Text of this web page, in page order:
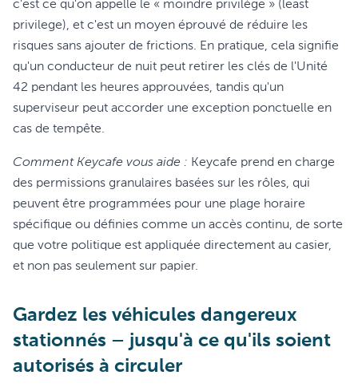
c'est ce qu'on appelle le « moindre privilège » (least
privilege), et c'est un moyen éprouvé de réduire les
risques sans ajouter de frictions. En pratique, cela signifie
qu'un conducteur de nuit peut retirer les clés de l'Unité
42 pendant les heures approuvées, tandis qu'un
superviseur peut accorder une exception ponctuelle en
cas de tempête.
Comment Keycafe vous aide : Keycafe prend en charge
des permissions granulaires basées sur les rôles, qui
peuvent être programmées pour une plage horaire
spécifique ou définies comme un accès continu, de sorte
que votre politique est appliquée directement au casier,
et non pas seulement sur papier.
Gardez les véhicules dangereux
stationnés – jusqu'à ce qu'ils soient
autorisés à circuler